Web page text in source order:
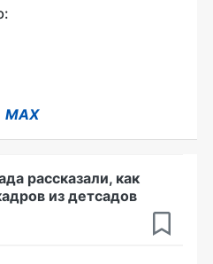
MAX
рассказали, как
из детсадов